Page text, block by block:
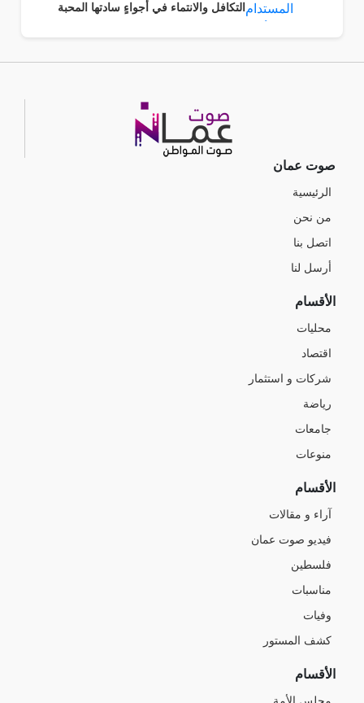
التكافل والانتماء في أجواءٍ سادتها المحبة
صوت عمان
الرئيسية
من نحن
اتصل بنا
أرسل لنا
الأقسام
محليات
اقتصاد
شركات و استثمار
رياضة
جامعات
منوعات
الأقسام
آراء و مقالات
فيديو صوت عمان
فلسطين
مناسبات
وفيات
كشف المستور
الأقسام